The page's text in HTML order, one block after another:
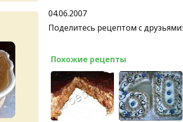
04.06.2007
Поделитесь рецептом с друзьями:
Похожие рецепты